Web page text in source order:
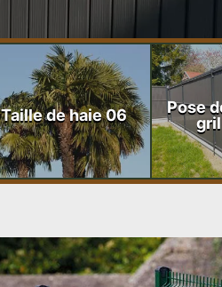
Taille de haie 06
Pose